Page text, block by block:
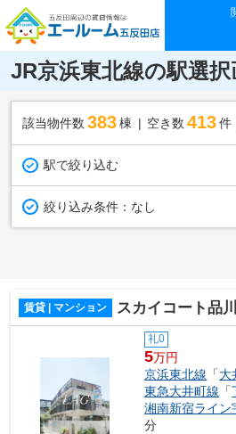
JR京浜東北線の駅選択
該当物件数 383棟 空き数 413 件
駅で絞り込む
絞り込み条件： なし
賃貸 | マンション スカイコート品
礼0
5万円
京浜東北線 「大
東急大井町線 「
湘南新宿ライン
分